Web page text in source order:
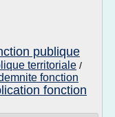
publique
territoriale /
fonction
fonction